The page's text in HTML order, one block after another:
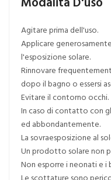
Agitare prima dell'uso.
Applicare
l'esposizione solare.
Rinnovare
dopo il bagno o essersi
Evitare il contorno occhi.
In caso di contatto con
ed abbondantemente.
La sovraesposizione al
Un prodotto solare non
Non esporre i neonati e